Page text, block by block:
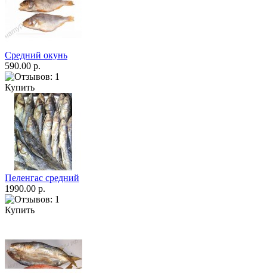
Средний окунь
590.00 р.
Купить
Пеленгас средний
1990.00 р.
Купить